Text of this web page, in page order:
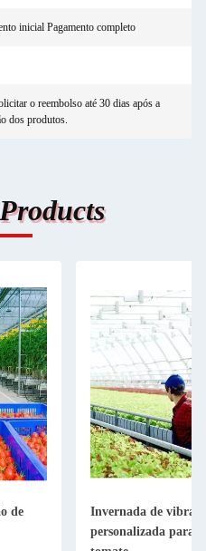
inicial Pagamento completo
o reembolso até 30 dias após a
dos produtos.
de
Invernada de
personalizada para